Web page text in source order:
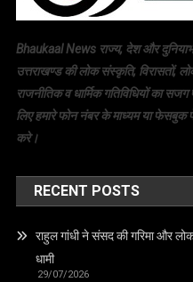
Bhaukaal News राज्य, देश और
उत्तराखण्ड की लोक संस्कृति, विरासतों,
राजनीतिक व धार्मिक गतिविधियों का
लिए हमारे फोन नंबर के माध्यम या
करे।
RECENT POSTS
राहुल गांधी ने संसद की गरिमा और
धामी
29/07/2026